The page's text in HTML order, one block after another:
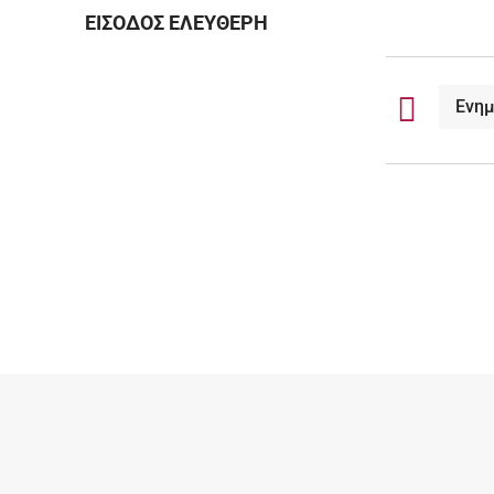
ΕΙΣΟΔΟΣ ΕΛΕΥΘΕΡΗ